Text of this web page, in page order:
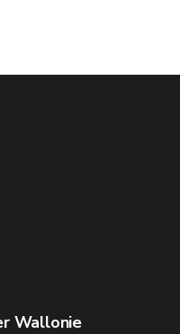
Wallonie